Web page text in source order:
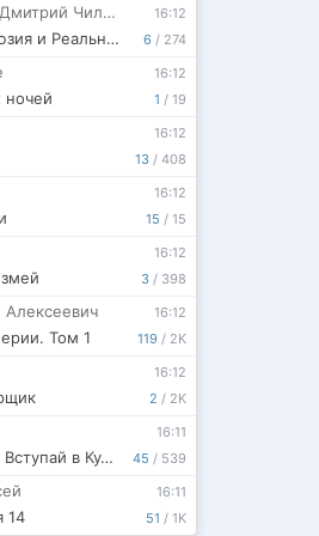
6 / 274
16:12
Дмитрий Чильдинов
Нагльфар: Иллюзия и Реальность
1 / 19
16:12
ночей
13 / 408
16:12
15 / 15
16:12
3 / 398
16:12
119 / 2K
16:12
Том 1
2 / 2K
16:12
45 / 539
16:11
Materia Prima-7. Вступай в Культ
51 / 1K
16:11
14